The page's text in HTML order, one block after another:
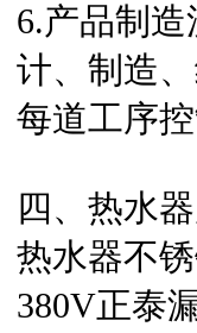
6.产品制
计、制造
每道工序
四、热水
热水器不
380V正泰